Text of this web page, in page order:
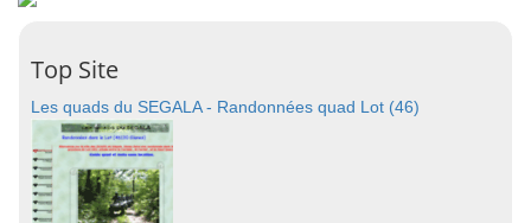
Top Site
Les quads du SEGALA - Randonnées quad Lot (46)